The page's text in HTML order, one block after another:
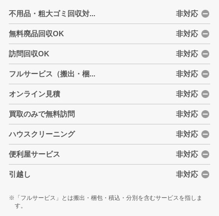
不用品・粗大ゴミ回収対... 非対応
無料廃品回収OK 非対応
訪問回収OK 非対応
フルサービス（搬出・梱... 非対応
オンライン見積 非対応
買取のみで無料訪問 非対応
ハウスクリーニング 非対応
便利屋サービス 非対応
引越し 非対応
「フルサービス」とは搬出・梱包・積込・分別を含むサービスを指しま
す。